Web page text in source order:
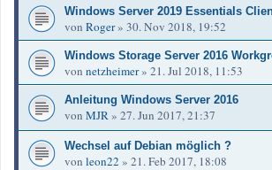
Windows Server 2019 Essentials
von Roger» 30. Nov 2018, 19:52
Windows Storage Server 2016
von netzheimer» 21. Jul 2018, 11:53
Anleitung Windows Server 2016
von MJR » 27. Jun 2017, 21:37
Wechsel auf Debian möglich ?
von leon22 » 21. Feb 2017, 18:08